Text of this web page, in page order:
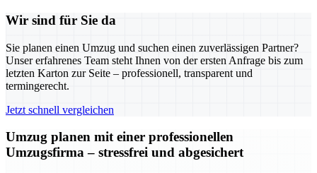
Wir sind für Sie da
Sie planen einen Umzug und suchen einen zuverlässigen Partner?
Unser erfahrenes Team steht Ihnen von der ersten Anfrage bis zum
letzten Karton zur Seite – professionell, transparent und
termingerecht.
Jetzt schnell vergleichen
Umzug planen mit einer professionellen
Umzugsfirma – stressfrei und abgesichert